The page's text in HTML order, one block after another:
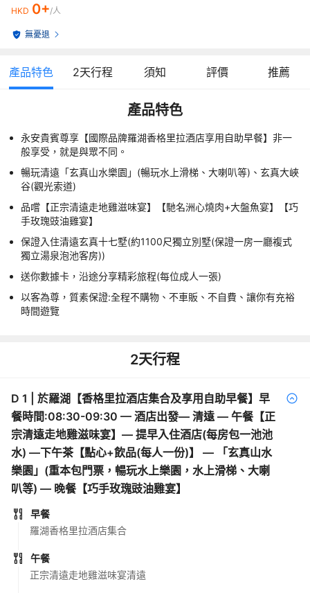
HKD 0+/人
無憂退
產品特色 2天行程 須知 評價 推薦
產品特色
永安貴賓尊享【國際品牌羅湖香格里拉酒店享用自助早餐】非一
般享受，就是與眾不同。
暢玩清遠「玄真山水樂園」(暢玩水上滑梯、大喇叭等)、玄真大峽
谷(觀光索道)
品嚐【正宗清遠走地雞滋味宴】【馳名洲心燒肉+大盤魚宴】【巧
手玫瑰豉油雞宴】
保證入住清遠玄真十七墅(約1100尺獨立別墅(保證一房一廳複式
獨立湯泉泡池客房))
送你數據卡，沿途分享精彩旅程(每位成人一張)
以客為尊，質素保證:全程不購物、不車販、不自費、讓你有充裕
時間遊覽
2天行程
D 1
於羅湖【香格里拉酒店集合及享用自助早餐】早
餐時間:08:30-09:30 — 酒店出發— 清遠 — 午餐【正
宗清遠走地雞滋味宴】— 提早入住酒店(每房包一池池
水) —下午茶【點心+飲品(每人一份)】 — 「玄真山水
樂園」(重本包門票，暢玩水上樂園，水上滑梯、大喇
叭等) — 晚餐【巧手玫瑰豉油雞宴】
早餐
羅湖香格里拉酒店集合
午餐
正宗清遠走地雞滋味宴清遠